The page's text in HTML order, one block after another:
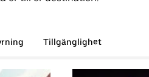
Tillgänglighet